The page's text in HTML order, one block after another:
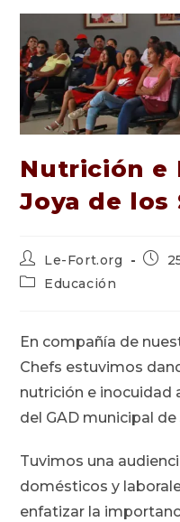
Nutrición e
Joya de los
Autor
de
la
Le-Fort.org
Categoría
entrada:
Educación
En compañía de
Chefs estuvimos
nutrición e inocuidad
del GAD municipal
Tuvimos una
domésticos y
enfatizar la